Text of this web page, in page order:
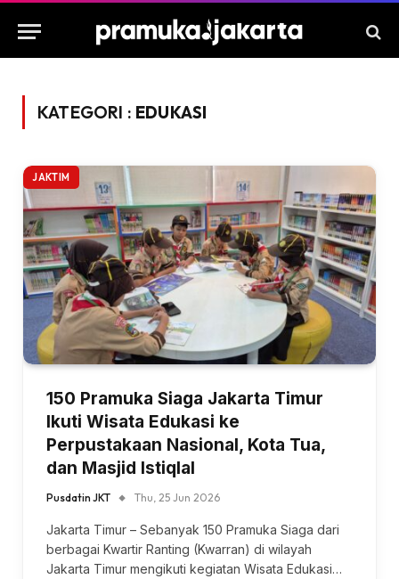
KATEGORI : EDUKASI
JAKTIM
150 Pramuka Siaga Jakarta Timur
Ikuti Wisata Edukasi ke
Perpustakaan Nasional, Kota Tua,
dan Masjid Istiqlal
Pusdatin JKT Thu, 25 Jun 2026
Jakarta Timur – Sebanyak 150 Pramuka Siaga dari
berbagai Kwartir Ranting (Kwarran) di wilayah
Jakarta Timur mengikuti kegiatan Wisata Edukasi…